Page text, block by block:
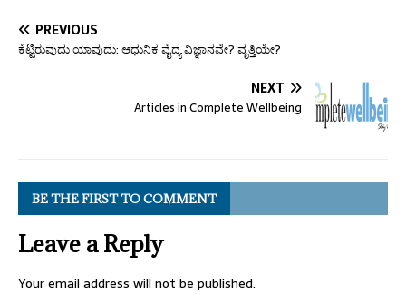
PREVIOUS
ಕೆಟ್ಟಿರುವುದು ಯಾವುದು: ಆಧುನಿಕ ವೈದ್ಯ ವಿಜ್ಞಾನವೇ? ವೃತ್ತಿಯೇ?
NEXT
Articles in Complete Wellbeing
BE THE FIRST TO COMMENT
Leave a Reply
Your email address will not be published.